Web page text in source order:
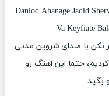
Danlod Ahanage Jadid
Va Keyfiate
نکن با صدای شروین مدنی
حتما این اهنگ رو
بگید